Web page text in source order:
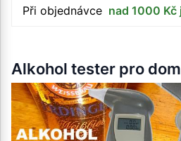
Při objednávce nad 1000 Kč
Alkohol tester pro